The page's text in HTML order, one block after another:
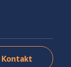
Kontakt